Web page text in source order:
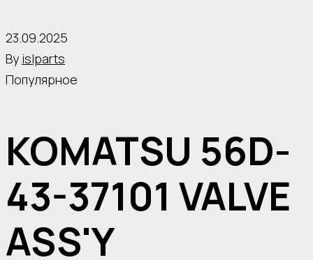
23.09.2025
By islparts
Популярное
KOMATSU 56D-
43-37101 VALVE
ASS'Y